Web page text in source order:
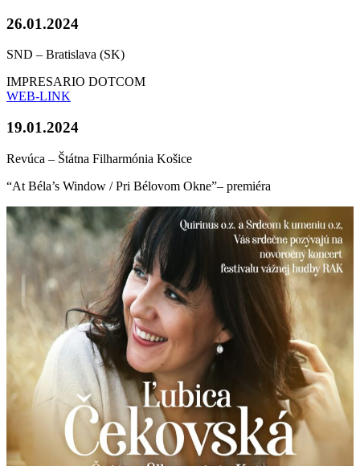
26.01.2024
SND – Bratislava (SK)
IMPRESARIO DOTCOM
WEB-LINK
19.01.2024
Revúca – Štátna Filharmónia Košice
“At Béla’s Window / Pri Bélovom Okne”– premiéra